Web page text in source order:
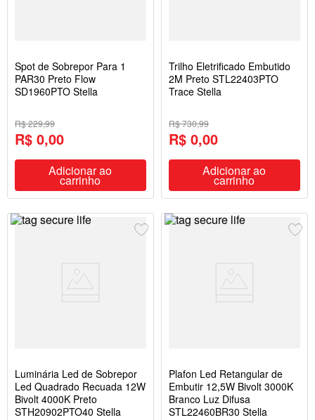
Spot de Sobrepor Para 1
PAR30 Preto Flow
SD1960PTO Stella
R$ 229,99
R$ 0,00
Adicionar ao
carrinho
Trilho Eletrificado Embutido
2M Preto STL22403PTO
Trace Stella
R$ 730,99
R$ 0,00
Adicionar ao
carrinho
Luminária Led de Sobrepor
Led Quadrado Recuada 12W
Bivolt 4000K Preto
STH20902PTO40 Stella
Plafon Led Retangular de
Embutir 12,5W Bivolt 3000K
Branco Luz Difusa
STL22460BR30 Stella